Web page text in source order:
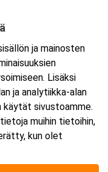
ja mainosten
Lisäksi
ja analytiikka-alan
käytät sivustoamme.
muihin tietoihin,
kun olet